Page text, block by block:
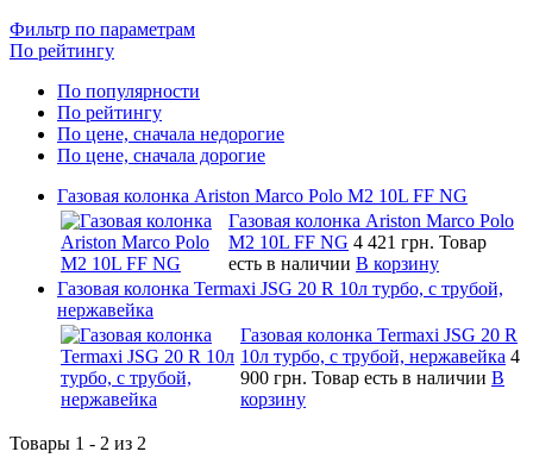
Фильтр по параметрам
По рейтингу
По популярности
По рейтингу
По цене, сначала недорогие
По цене, сначала дорогие
Газовая колонка Ariston Marco Polo M2 10L FF NG
Газовая колонка Ariston Marco Polo
M2 10L FF NG 4 421 грн. Товар
есть в наличии В корзину
Газовая колонка Termaxi JSG 20 R 10л турбо, с трубой,
нержавейка
Газовая колонка Termaxi JSG 20 R
10л турбо, с трубой, нержавейка 4
900 грн. Товар есть в наличии В
корзину
Товары 1 - 2 из 2